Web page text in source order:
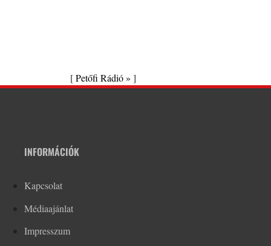
[Petőfi Rádió » ]
INFORMÁCIÓK
Kapcsolat
Médiaajánlat
Impresszum